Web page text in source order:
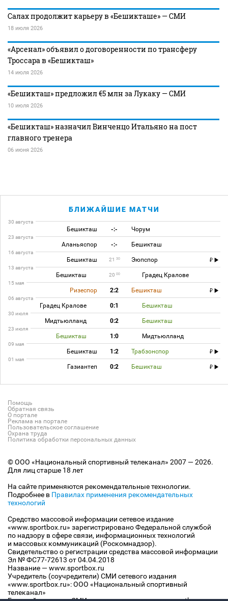
Салах продолжит карьеру в «Бешикташе» — СМИ
18 июля 2026
«Арсенал» объявил о договоренности по трансферу
Троссара в «Бешикташ»
14 июля 2026
«Бешикташ» предложил €5 млн за Лукаку — СМИ
10 июля 2026
«Бешикташ» назначил Винченцо Итальяно на пост
главного тренера
06 июня 2026
БЛИЖАЙШИЕ МАТЧИ
30 августа
Бешикташ -:- Чорум
23 августа
Аланьяспор -:- Бешикташ
16 августа
Бешикташ 21 30 Эюпспор
13 августа
Бешикташ 20 00 Градец Кралове
15 мая
Ризеспор 2:2 Бешикташ
06 августа
Градец Кралове 0:1 Бешикташ
30 июля
Мидтьюлланд 0:2 Бешикташ
23 июля
Бешикташ 1:0 Мидтьюлланд
09 мая
Бешикташ 1:2 Трабзонспор
01 мая
Газиантеп 0:2 Бешикташ
Помощь
Обратная связь
О портале
Реклама на портале
Пользовательское соглашение
Охрана труда
Политика обработки персональных данных
© ООО «Национальный спортивный телеканал» 2007 — 2026.
Для лиц старше 18 лет
На сайте применяются рекомендательные технологии.
Подробнее в Правилах применения рекомендательных
технологий
Средство массовой информации сетевое издание
«www.sportbox.ru» зарегистрировано Федеральной службой
по надзору в сфере связи, информационных технологий
и массовых коммуникаций (Роскомнадзор).
Свидетельство о регистрации средства массовой информации
Эл № ФС77-72613 от 04.04.2018
Название — www.sportbox.ru
Учредитель (соучредители) СМИ сетевого издания
«www.sportbox.ru»: ООО «Национальный спортивный
телеканал»